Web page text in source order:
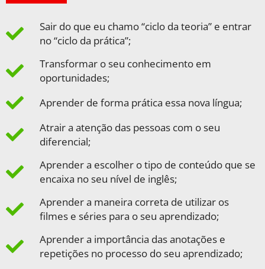
Sair do que eu chamo “ciclo da teoria” e entrar
no “ciclo da prática”​;
Transformar o seu conhecimento em
oportunidades​;
Aprender de forma prática essa nova língua;
Atrair a atenção das pessoas com o seu
diferencial​;
Aprender a escolher o tipo de conteúdo que se
encaixa no seu nível de inglês;
Aprender a maneira correta de utilizar os
filmes e séries para o seu aprendizado;
Aprender a importância das anotações e
repetições no processo do seu aprendizado;